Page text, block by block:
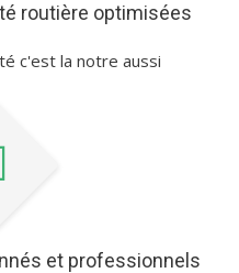
routière optimisées
c'est la notre aussi
et professionnels